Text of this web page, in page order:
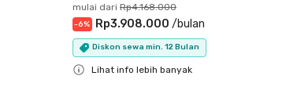
mulai dari Rp4.168.000
-6% Rp3.908.000 /bulan
Diskon sewa min. 12 Bulan
Lihat info lebih banyak